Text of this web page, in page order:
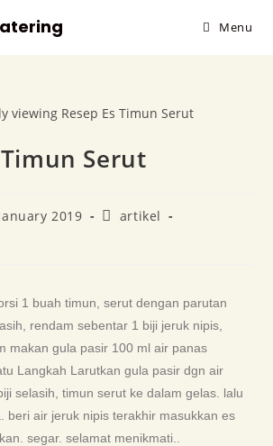
Menu
Serut
2019
artikel
1 buah timun, serut dengan parutan
rendam sebentar 1 biji jeruk nipis,
makan gula pasir 100 ml air panas
Langkah Larutkan gula pasir dgn air
selasih, timun serut ke dalam gelas. lalu
beri air jeruk nipis terakhir masukkan es
segar. selamat menikmati..